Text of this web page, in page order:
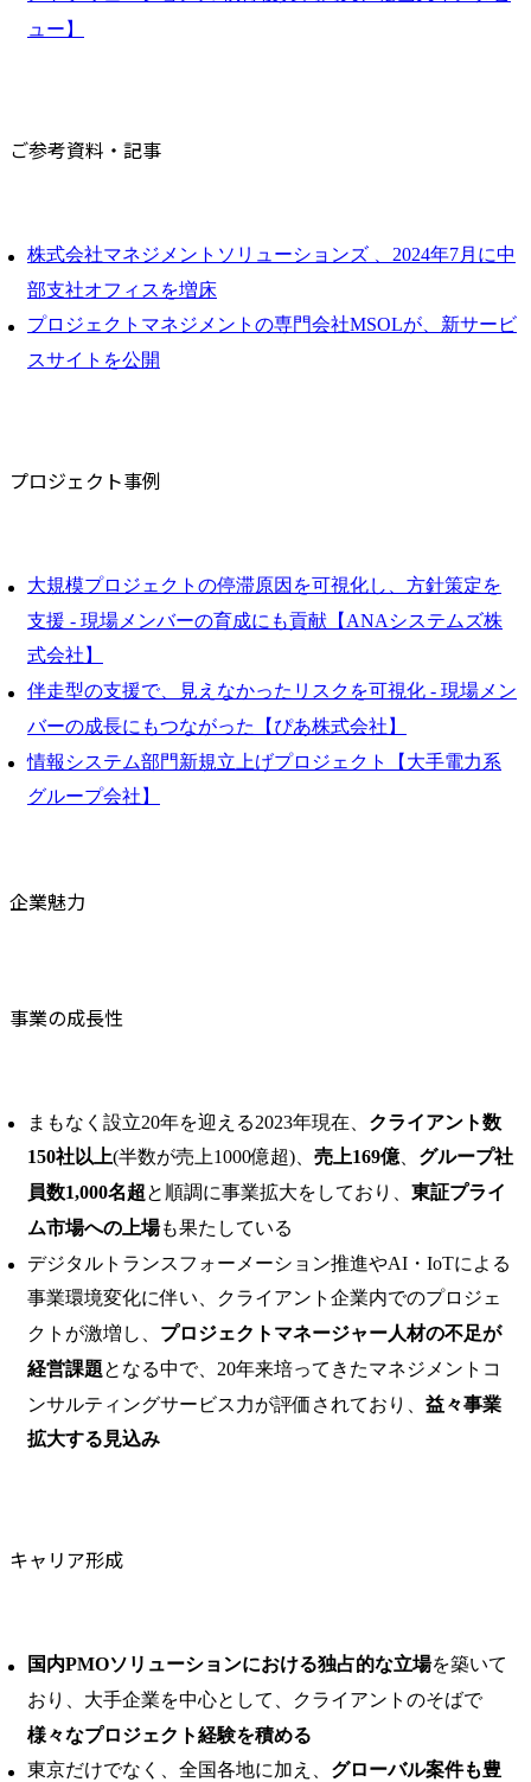
ュー】
ご参考資料・記事
株式会社マネジメントソリューションズ 、2024年7月に中
部支社オフィスを増床
プロジェクトマネジメントの専門会社MSOLが、新サービ
スサイトを公開
プロジェクト事例
大規模プロジェクトの停滞原因を可視化し、方針策定を
支援 - 現場メンバーの育成にも貢献【ANAシステムズ株
式会社】
伴走型の支援で、見えなかったリスクを可視化 - 現場メン
バーの成長にもつながった【ぴあ株式会社】
情報システム部門新規立上げプロジェクト【大手電力系
グループ会社】
企業魅力
事業の成長性
まもなく設立20年を迎える2023年現在、 クライアント数
150社以上(半数が売上1000億超)、 売上169億、 グループ社
員数1,000名超と順調に事業拡大をしており、 東証プライ
ム市場への上場も果たしている
デジタルトランスフォーメーション推進やAI・IoTによる
事業環境変化に伴い、クライアント企業内でのプロジェ
クトが激増し、 プロジェクトマネージャー人材の不足が
経営課題となる中で、20年来培ってきたマネジメントコ
ンサルティングサービス力が評価されており、 益々事業
拡大する見込み
キャリア形成
国内PMOソリューションにおける独占的な立場を築いて
おり、大手企業を中心として、クライアントのそばで
様々なプロジェクト経験を積める
東京だけでなく、全国各地に加え、 グローバル案件も豊